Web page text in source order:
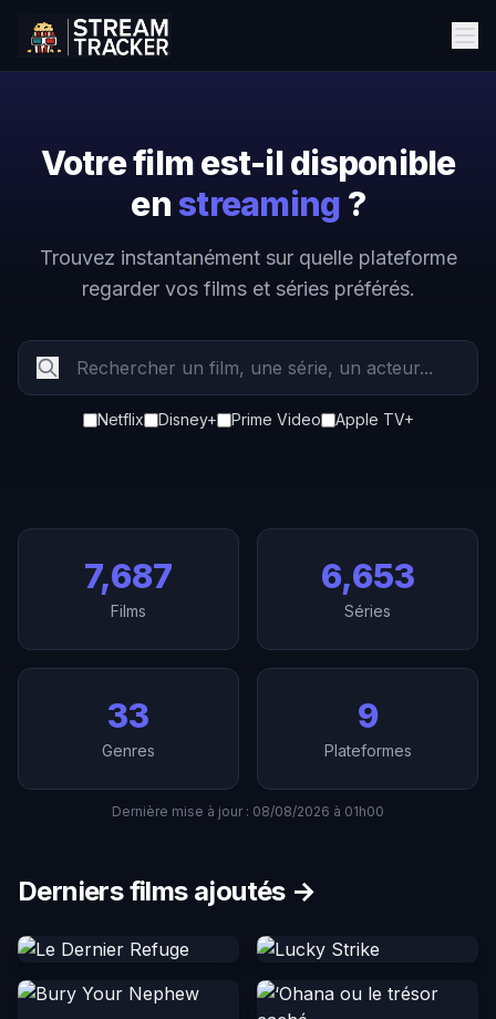
Votre film est-il disponible
enstreaming ?
Trouvez instantanément sur quelle plateforme
regarder vos films et séries préférés.
Netflix Disney+ Prime Video Apple TV+
7,687
Films
6,653
Séries
33
Genres
9
Plateformes
Dernière mise à jour : 08/08/2026 à 01h00
Derniers films ajoutés →